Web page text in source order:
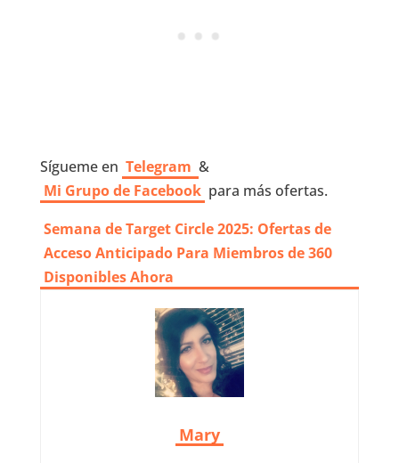
Sígueme en Telegram &
Mi Grupo de Facebook para más ofertas.
Semana de Target Circle 2025: Ofertas de
Acceso Anticipado Para Miembros de 360 ​​
Disponibles Ahora
Mary